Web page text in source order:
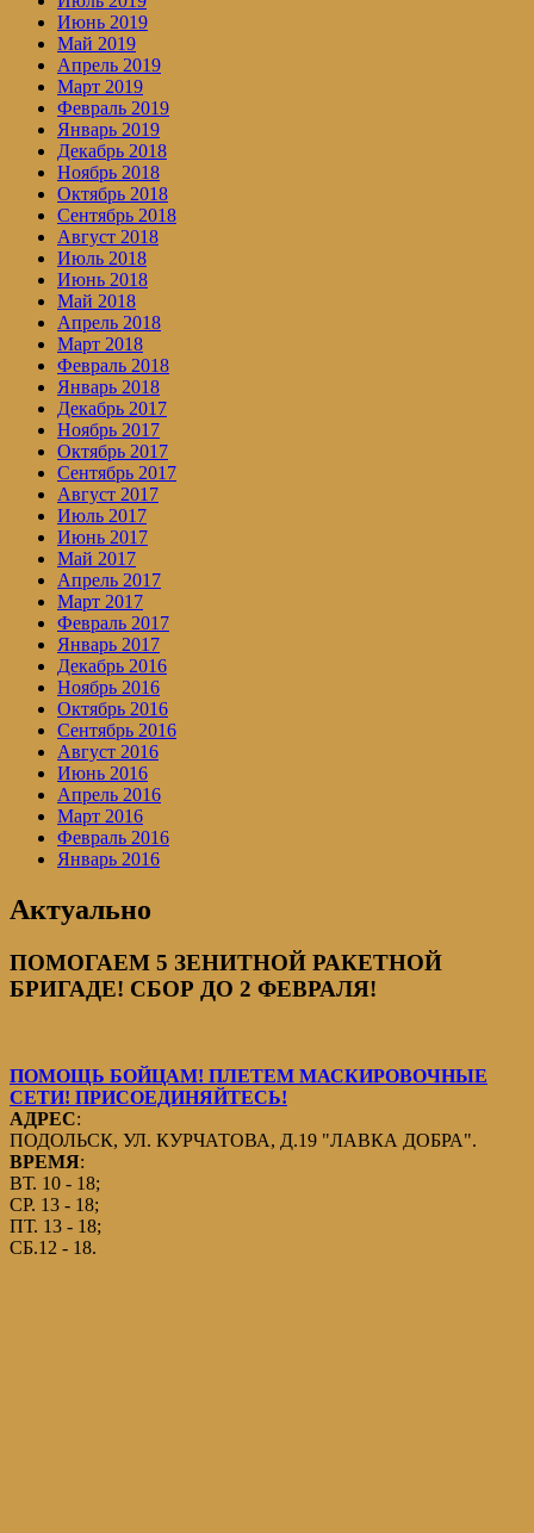
Июнь 2019
Май 2019
Апрель 2019
Март 2019
Февраль 2019
Январь 2019
Декабрь 2018
Ноябрь 2018
Октябрь 2018
Сентябрь 2018
Август 2018
Июль 2018
Июнь 2018
Май 2018
Апрель 2018
Март 2018
Февраль 2018
Январь 2018
Декабрь 2017
Ноябрь 2017
Октябрь 2017
Сентябрь 2017
Август 2017
Июль 2017
Июнь 2017
Май 2017
Апрель 2017
Март 2017
Февраль 2017
Январь 2017
Декабрь 2016
Ноябрь 2016
Октябрь 2016
Сентябрь 2016
Август 2016
Июнь 2016
Апрель 2016
Март 2016
Февраль 2016
Январь 2016
Актуально
ПОМОГАЕМ 5 ЗЕНИТНОЙ РАКЕТНОЙ
БРИГАДЕ! СБОР ДО 2 ФЕВРАЛЯ!
ПОМОЩЬ БОЙЦАМ! ПЛЕТЕМ МАСКИРОВОЧНЫЕ
СЕТИ! ПРИСОЕДИНЯЙТЕСЬ!
АДРЕС:
ПОДОЛЬСК, УЛ. КУРЧАТОВА, Д.19 "ЛАВКА ДОБРА".
ВРЕМЯ:
ВТ. 10 - 18;
СР. 13 - 18;
ПТ. 13 - 18;
СБ.12 - 18.